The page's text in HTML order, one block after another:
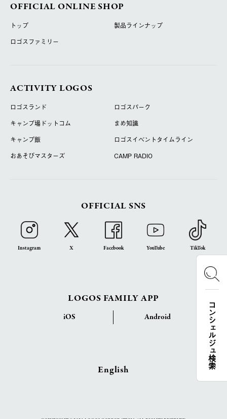
コンシェルジュ検索
OFFICIAL ONLINE SHOP
トップ
製品ラインナップ
ロゴスファミリー
ACTIVITY LOGOS
ロゴスランド
ロゴスパーク
キャンプ場ドットコム
まめ知識
キャンプ飯
ロゴスイベントタイムライン
おあそびマスターズ
CAMP RADIO
OFFICIAL SNS
Instagram X Facebook YouTube TikTok
LOGOS FAMILY APP
iOS Android
English